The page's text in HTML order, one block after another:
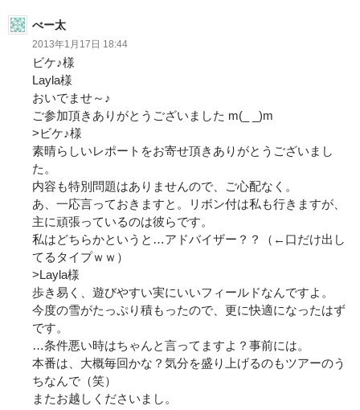
べー太
2013年1月17日 18:44
ビケ♪様
Layla様
おいでませ～♪
ご参加頂きありがとうございました m(_ _)m
>ビケ♪様
素晴らしいレポートをお寄せ頂きありがとうございまし
た。
内容も特別問題はありませんので、ご心配なく。
あ、一応言っておきますと。リボン付は私も行きますが、
主に頑張っているのは彼らです。
私はどちらかというと…アドバイザー？？（←口だけ出し
てるタイプｗｗ）
>Layla様
歩き易く、遊びやすい実にいいフィールドなんですよ。
今度の雪がたっぷり積もったので、更に快適になったはず
です。
…条件悪い時はちゃんと言ってますよ？事前には。
本番は、大概毎回かな？気分を盛り上げるのもツアーのう
ちなんで（笑）
またお越しくださいまし。